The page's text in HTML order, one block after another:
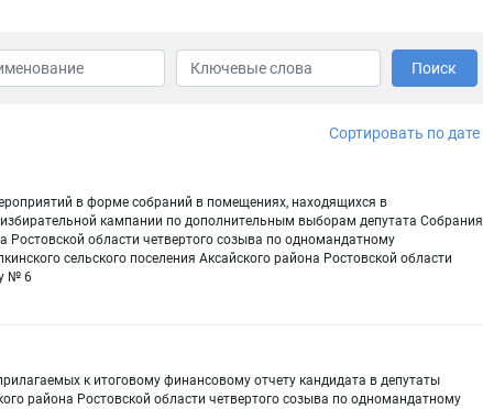
Поиск
Сортировать по дате
в форме собраний в помещениях, находящихся в
кампании по дополнительным выборам депутата Собрания
Ростовской области четвертого созыва по одномандатному
сельского поселения Аксайского района Ростовской области
№ 6
к итоговому финансовому отчету кандидата в депутаты
района Ростовской области четвертого созыва по одномандатному